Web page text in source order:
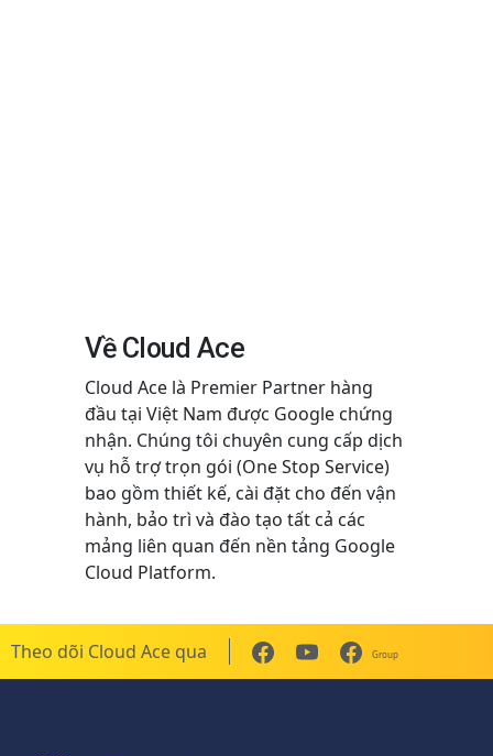
Về Cloud Ace
Cloud Ace là Premier Partner hàng
đầu tại Việt Nam được Google chứng
nhận. Chúng tôi chuyên cung cấp dịch
vụ hỗ trợ trọn gói (One Stop Service)
bao gồm thiết kế, cài đặt cho đến vận
hành, bảo trì và đào tạo tất cả các
mảng liên quan đến nền tảng Google
Cloud Platform.
Theo dõi Cloud Ace qua Group